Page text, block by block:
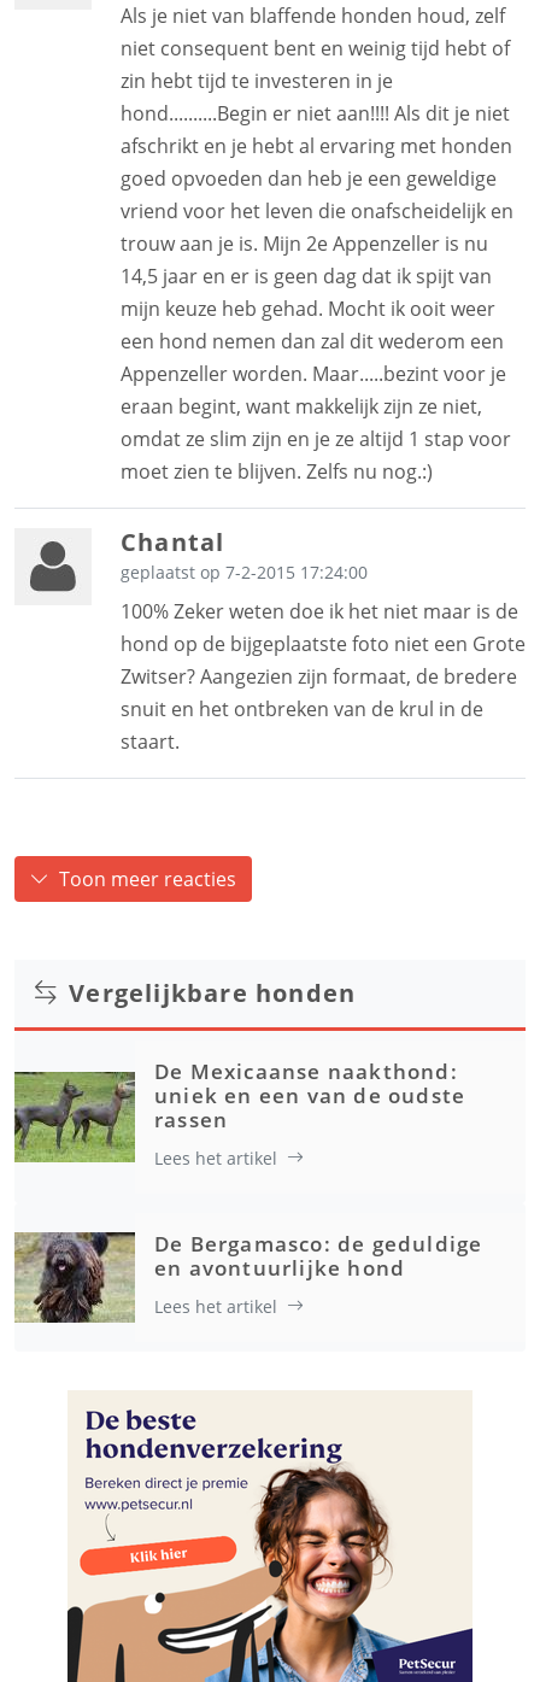
Als je niet van blaffende honden houd, zelf
niet consequent bent en weinig tijd hebt of
zin hebt tijd te investeren in je
hond..........Begin er niet aan!!!! Als dit je niet
afschrikt en je hebt al ervaring met honden
goed opvoeden dan heb je een geweldige
vriend voor het leven die onafscheidelijk en
trouw aan je is. Mijn 2e Appenzeller is nu
14,5 jaar en er is geen dag dat ik spijt van
mijn keuze heb gehad. Mocht ik ooit weer
een hond nemen dan zal dit wederom een
Appenzeller worden. Maar.....bezint voor je
eraan begint, want makkelijk zijn ze niet,
omdat ze slim zijn en je ze altijd 1 stap voor
moet zien te blijven. Zelfs nu nog.:)
Chantal
geplaatst op 7-2-2015 17:24:00
100% Zeker weten doe ik het niet maar is de
hond op de bijgeplaatste foto niet een Grote
Zwitser? Aangezien zijn formaat, de bredere
snuit en het ontbreken van de krul in de
staart.
Toon meer reacties
Vergelijkbare honden
De Mexicaanse naakthond:
uniek en een van de oudste
rassen
Lees het artikel
De Bergamasco: de geduldige
en avontuurlijke hond
Lees het artikel